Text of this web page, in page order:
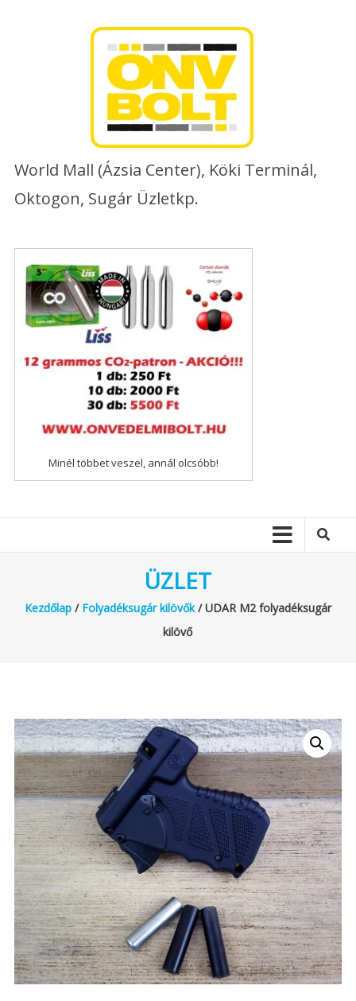
World Mall (Ázsia Center), Köki Terminál,
Oktogon, Sugár Üzletkp.
Minél többet veszel, annál olcsóbb!
ÜZLET
Kezdőlap/ Folyadéksugár kilövők/ UDAR M2 folyadéksugár
kilövő